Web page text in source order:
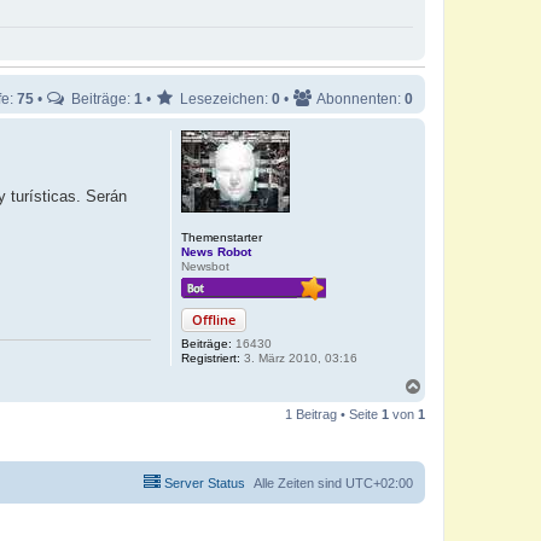
75 • Beiträge: 1 • Lesezeichen: 0 • Abonnenten: 0
Themenstarter
News Robot
Newsbot
Offline
Beiträge: 16430
Registriert: 3. März 2010, 03:16
turísticas. Serán
c
b
n
1 Beitrag • Seite 1 von 1
Alle Zeiten sind UTC+02:00
Server Status